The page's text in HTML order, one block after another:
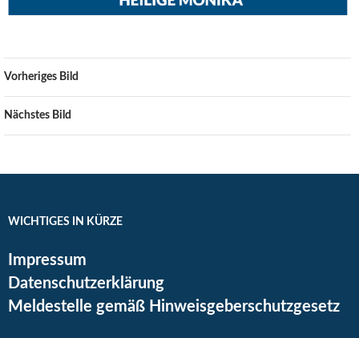
Vorheriges Bild
Nächstes Bild
WICHTIGES IN KÜRZE
Impressum
Datenschutzerklärung
Meldestelle gemäß Hinweisgeberschutzgesetz